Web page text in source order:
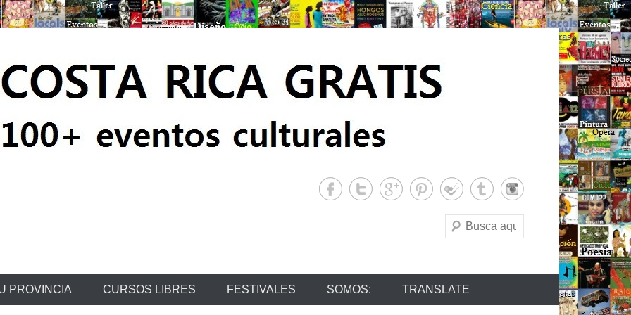
Buscar
PROVINCIA CURSOS LIBRES FESTIVALES SOMOS: TRANSLATE